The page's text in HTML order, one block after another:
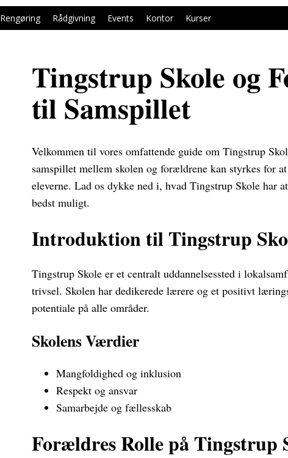
Rengøring Rådgivning Events Kontor Kurser
Tingstrup Skole og
til Samspillet
Velkommen til vores omfattende guide om Tingstrup
samspillet mellem skolen og forældrene kan styrkes for
eleverne. Lad os dykke ned i, hvad Tingstrup Skole har
bedst muligt.
Introduktion til Tingstrup
Tingstrup Skole er et centralt uddannelsessted i
trivsel. Skolen har dedikerede lærere og et positivt
potentiale på alle områder.
Skolens Værdier
Mangfoldighed og inklusion
Respekt og ansvar
Samarbejde og fællesskab
Forældres Rolle på Tingstrup